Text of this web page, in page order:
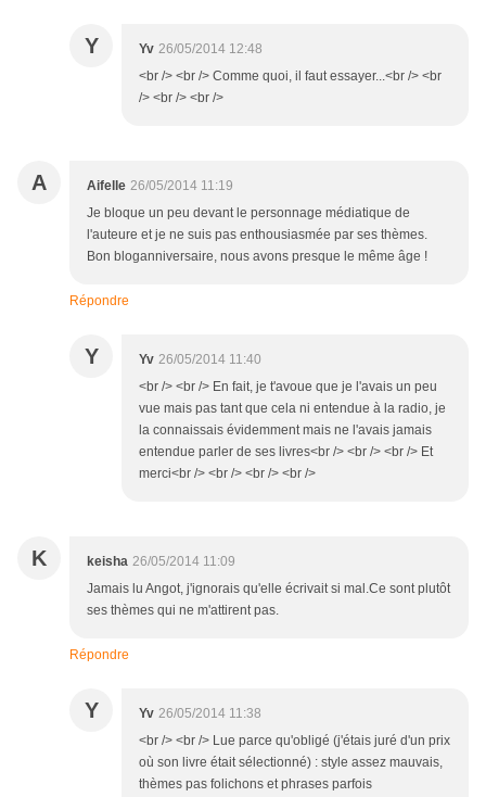
Y Yv 26/05/2014 12:48
<br /> <br /> Comme quoi, il faut essayer...<br /> <br
/> <br /> <br />
A Aifelle 26/05/2014 11:19
Je bloque un peu devant le personnage médiatique de
l'auteure et je ne suis pas enthousiasmée par ses thèmes.
Bon bloganniversaire, nous avons presque le même âge !
Répondre
Y Yv 26/05/2014 11:40
<br /> <br /> En fait, je t'avoue que je l'avais un peu
vue mais pas tant que cela ni entendue à la radio, je
la connaissais évidemment mais ne l'avais jamais
entendue parler de ses livres<br /> <br /> <br /> Et
merci<br /> <br /> <br /> <br />
K keisha 26/05/2014 11:09
Jamais lu Angot, j'ignorais qu'elle écrivait si mal.Ce sont plutôt
ses thèmes qui ne m'attirent pas.
Répondre
Y Yv 26/05/2014 11:38
<br /> <br /> Lue parce qu'obligé (j'étais juré d'un prix
où son livre était sélectionné) : style assez mauvais,
thèmes pas folichons et phrases parfois